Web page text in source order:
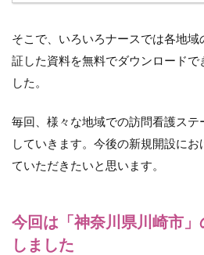
そこで、いろいろナースでは各地
証した資料を無料でダウンロードで
した。
毎回、様々な地域での訪問看護ス
していきます。今後の新規開設に
ていただきたいと思います。
今回は「神奈川県川崎市
しました